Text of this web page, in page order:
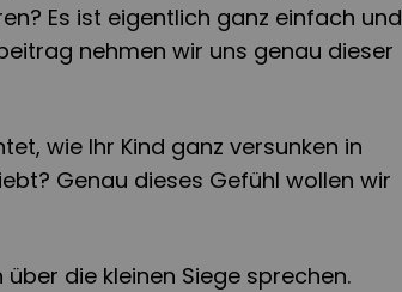
Es ist eigentlich ganz einfach und
nehmen wir uns genau dieser
wie Ihr Kind ganz versunken in
Genau dieses Gefühl wollen wir
die kleinen Siege sprechen.